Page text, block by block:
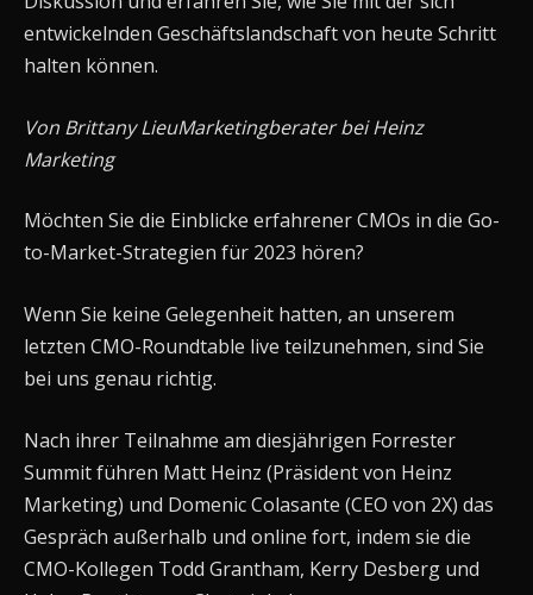
entwickelnden Geschäftslandschaft von heute Schritt
halten können.
Von Brittany LieuMarketingberater bei Heinz
Marketing
Möchten Sie die Einblicke erfahrener CMOs in die Go-
to-Market-Strategien für 2023 hören?
Wenn Sie keine Gelegenheit hatten, an unserem
letzten CMO-Roundtable live teilzunehmen, sind Sie
bei uns genau richtig.
Nach ihrer Teilnahme am diesjährigen Forrester
Summit führen Matt Heinz (Präsident von Heinz
Marketing) und Domenic Colasante (CEO von 2X) das
Gespräch außerhalb und online fort, indem sie die
CMO-Kollegen Todd Grantham, Kerry Desberg und